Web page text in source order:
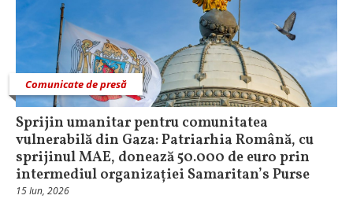
Comunicate de presă
Sprijin umanitar pentru comunitatea
vulnerabilă din Gaza: Patriarhia Română, cu
sprijinul MAE, donează 50.000 de euro prin
intermediul organizației Samaritan’s Purse
15 Iun, 2026